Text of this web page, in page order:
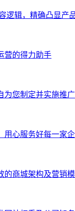
逻辑，精确凸显产
营的得力助手
为您制定并实施推
心服务好每一家
的商城架构及营销